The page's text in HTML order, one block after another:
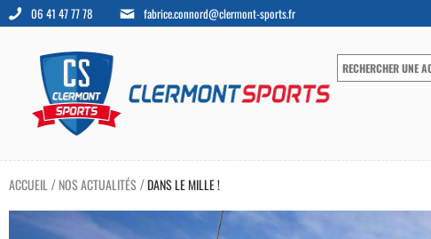
06 41 47 77 78 fabrice.connord@clermont-sports.fr
ACCUEIL / NOS ACTUALITÉS/DANS LE MILLE !